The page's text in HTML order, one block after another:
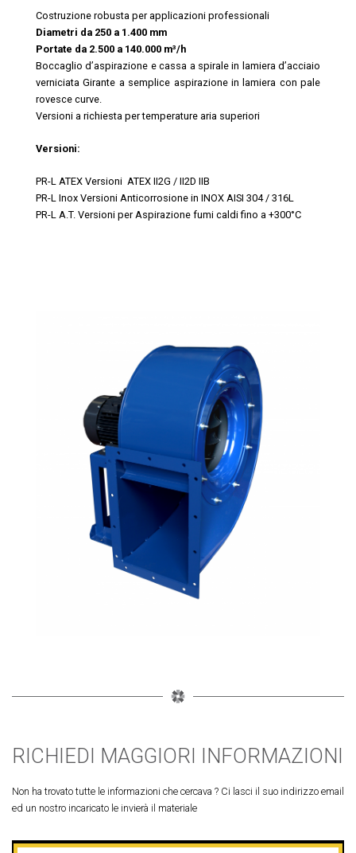
Costruzione robusta per applicazioni professionali
Diametri da 250 a 1.400 mm
Portate da 2.500 a 140.000 m³/h
Boccaglio d’aspirazione e cassa a spirale in lamiera d’acciaio
verniciata Girante a semplice aspirazione in lamiera con pale
rovesce curve.
Versioni a richiesta per temperature aria superiori
Versioni:
PR-L ATEX Versioni ATEX II2G / II2D IIB
PR-L Inox Versioni Anticorrosione in INOX AISI 304 / 316L
PR-L A.T. Versioni per Aspirazione fumi caldi fino a +300°C
RICHIEDI MAGGIORI INFORMAZIONI
Non ha trovato tutte le informazioni che cercava ? Ci lasci il suo indirizzo email
ed un nostro incaricato le invierà il materiale